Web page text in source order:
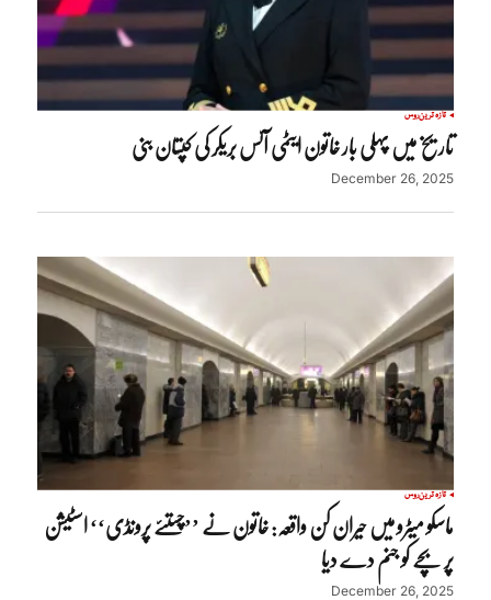
تازہ ترینروس
تاریخ میں پہلی بار خاتون ایٹمی آئس بریکر کی کپتان بنی
December 26, 2025
تازہ ترینروس
ماسکو میٹرو میں حیران کن واقعہ: خاتون نے ’’چستئے پرونڈی‘‘ اسٹیشن
پر بچے کو جنم دے دیا
December 26, 2025